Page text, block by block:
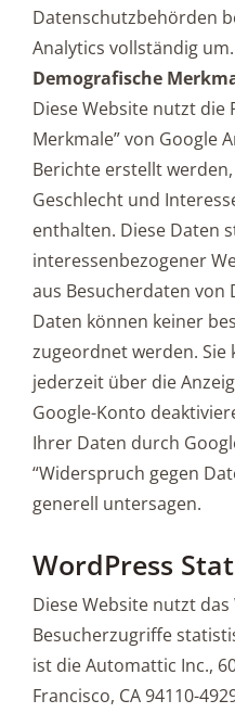
Datenschutzbehörden
Analytics vollständig um.
Demografische
Diese Website nutzt die
Merkmale” von Google
Berichte erstellt
Geschlecht und
enthalten. Diese Daten
interessenbezogener
aus Besucherdaten
Daten können keiner
zugeordnet werden. Sie
jederzeit über die
Google-Konto
Ihrer Daten durch
“Widerspruch gegen
generell untersagen.
WordPress
Diese Website nutzt
Besucherzugriffe
ist die Automattic Inc.,
Francisco, CA 94110-